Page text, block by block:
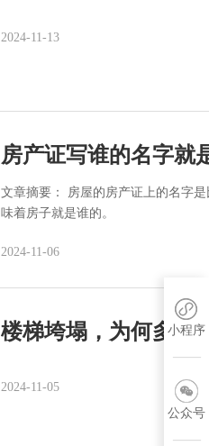
2024-11-13
房产证写谁的名字就
文章摘要： 房屋的房产证上的名字
味着房子就是谁的。
2024-11-06
楼梯垮塌，为何多年
2024-11-05
小程序
公众号